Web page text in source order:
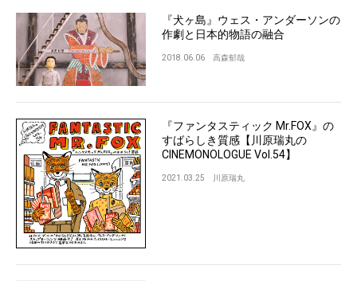
『犬ヶ島』ウェス・アンダーソンの
作劇と日本的物語の融合
2018.06.06 高森郁哉
『ファンタスティック Mr.FOX』の
すばらしき質感【川原瑞丸の
CINEMONOLOGUE Vol.54】
2021.03.25 川原瑞丸